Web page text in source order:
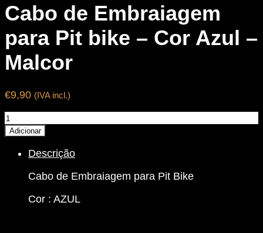
Cabo de Embraiagem
para Pit bike – Cor Azul –
Malcor
€9,90 (IVA incl.)
Quantidade
de
Adicionar
Descrição
Cabo de Embraiagem para Pit Bike
Cor : AZUL